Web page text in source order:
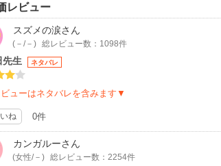
レビュー
スズメの涙さん
(－/－) 総レビュー数：1098件
先生 ネタバレ
ューはネタバレを含みます▼
ね 0件
カンガルーさん
(女性/－) 総レビュー数：2254件